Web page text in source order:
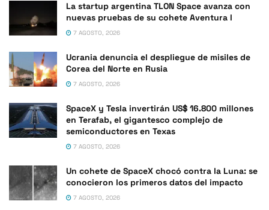
La startup argentina TLON Space avanza con
nuevas pruebas de su cohete Aventura I
7 AGOSTO, 2026
Ucrania denuncia el despliegue de misiles de
Corea del Norte en Rusia
7 AGOSTO, 2026
SpaceX y Tesla invertirán US$ 16.800 millones
en Terafab, el gigantesco complejo de
semiconductores en Texas
7 AGOSTO, 2026
Un cohete de SpaceX chocó contra la Luna: se
conocieron los primeros datos del impacto
7 AGOSTO, 2026